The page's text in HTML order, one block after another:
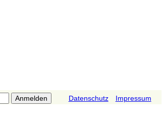
Datenschutz Impressum